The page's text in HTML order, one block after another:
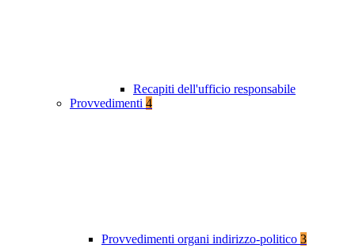
Recapiti dell'ufficio responsabile
Provvedimenti 4
Provvedimenti organi indirizzo-politico 3